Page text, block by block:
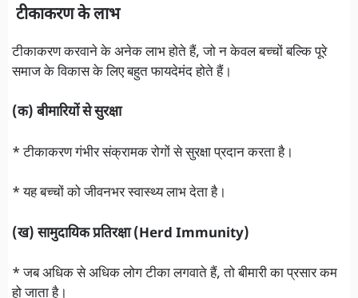
टीकाकरण के लाभ
टीकाकरण करवाने के अनेक लाभ होते हैं, जो न केवल बच्चों बल्कि पूरे
समाज के विकास के लिए बहुत फायदेमंद होते हैं।
(क) बीमारियों से सुरक्षा
* टीकाकरण गंभीर संक्रामक रोगों से सुरक्षा प्रदान करता है।
* यह बच्चों को जीवनभर स्वास्थ्य लाभ देता है।
(ख) सामुदायिक प्रतिरक्षा (Herd Immunity)
* जब अधिक से अधिक लोग टीका लगवाते हैं, तो बीमारी का प्रसार कम
हो जाता है।